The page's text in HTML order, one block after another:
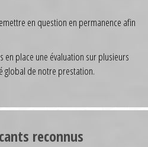
en question en permanence afin
en place une évaluation sur plusieurs
global de notre prestation.
reconnus